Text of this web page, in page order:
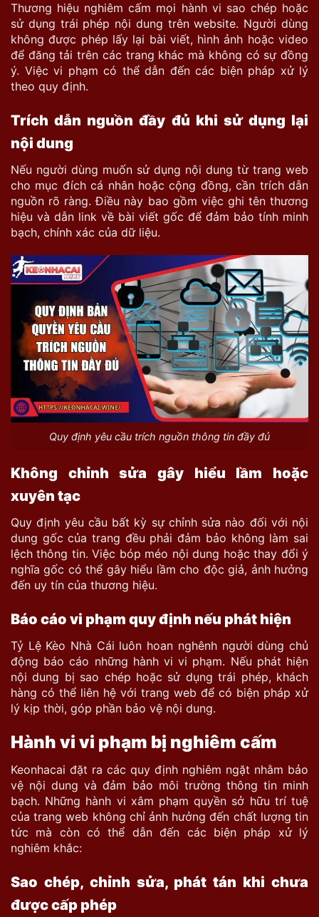
Thương hiệu nghiêm cấm mọi hành vi sao chép hoặc
sử dụng trái phép nội dung trên website. Người dùng
không được phép lấy lại bài viết, hình ảnh hoặc video
để đăng tải trên các trang khác mà không có sự đồng
ý. Việc vi phạm có thể dẫn đến các biện pháp xử lý
theo quy định.
Trích dẫn nguồn đầy đủ khi sử dụng lại
nội dung
Nếu người dùng muốn sử dụng nội dung từ trang web
cho mục đích cá nhân hoặc cộng đồng, cần trích dẫn
nguồn rõ ràng. Điều này bao gồm việc ghi tên thương
hiệu và dẫn link về bài viết gốc để đảm bảo tính minh
bạch, chính xác của dữ liệu.
Quy định yêu cầu trích nguồn thông tin đầy đủ
Không chỉnh sửa gây hiểu lầm hoặc
xuyên tạc
Quy định yêu cầu bất kỳ sự chỉnh sửa nào đối với nội
dung gốc của trang đều phải đảm bảo không làm sai
lệch thông tin. Việc bóp méo nội dung hoặc thay đổi ý
nghĩa gốc có thể gây hiểu lầm cho độc giả, ảnh hưởng
đến uy tín của thương hiệu.
Báo cáo vi phạm quy định nếu phát hiện
Tỷ Lệ Kèo Nhà Cái luôn hoan nghênh người dùng chủ
động báo cáo những hành vi vi phạm. Nếu phát hiện
nội dung bị sao chép hoặc sử dụng trái phép, khách
hàng có thể liên hệ với trang web để có biện pháp xử
lý kịp thời, góp phần bảo vệ nội dung.
Hành vi vi phạm bị nghiêm cấm
Keonhacai đặt ra các quy định nghiêm ngặt nhằm bảo
vệ nội dung và đảm bảo môi trường thông tin minh
bạch. Những hành vi xâm phạm quyền sở hữu trí tuệ
của trang web không chỉ ảnh hưởng đến chất lượng tin
tức mà còn có thể dẫn đến các biện pháp xử lý
nghiêm khắc:
Sao chép, chỉnh sửa, phát tán khi chưa
được cấp phép